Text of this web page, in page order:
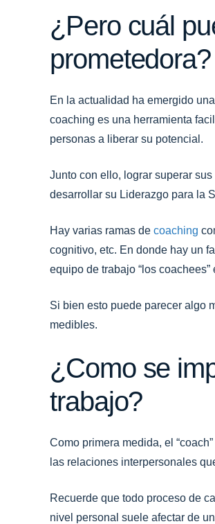
¿Pero cuál
prometedora?
En la actualidad ha emergido
coaching es una herramienta
personas a liberar su potencial.
Junto con ello, lograr superar
desarrollar su Liderazgo para la
Hay varias ramas de coaching
cognitivo, etc. En donde hay un
equipo de trabajo “los
Si bien esto puede parecer algo
medibles.
¿Como se
trabajo?
Como primera medida, el
las relaciones interpersonales
Recuerde que todo proceso de
nivel personal suele afectar de